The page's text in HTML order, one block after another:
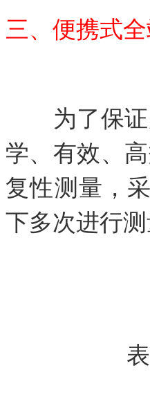
三、便携式
为了保证
学、有效、
复性测量，
下多次进行